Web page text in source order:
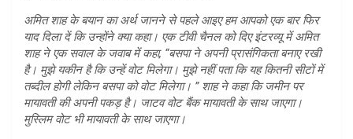
अमित शाह के बयान का अर्थ जानने से पहले आइए हम आपको एक बार फिर
याद दिला दें कि उन्होंने क्या कहा। एक टीवी चैनल को दिए इंटरव्यू में अमित
शाह ने एक सवाल के जवाब में कहा, “बसपा ने अपनी प्रासंगिकता बनाए रखी
है। मुझे यकीन है कि उन्हें वोट मिलेगा। मुझे नहीं पता कि यह कितनी सीटों में
तब्दील होगी लेकिन बसपा को वोट मिलेगा। ” शाह ने कहा कि जमीन पर
मायावती की अपनी पकड़ है। जाटव वोट बैंक मायावती के साथ जाएगा।
मुस्लिम वोट भी मायावती के साथ जाएगा।